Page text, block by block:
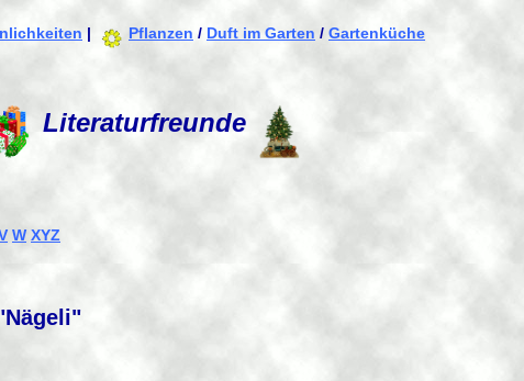
| Pflanzen / Duft im Garten / Gartenküche
Literaturfreunde
W XYZ